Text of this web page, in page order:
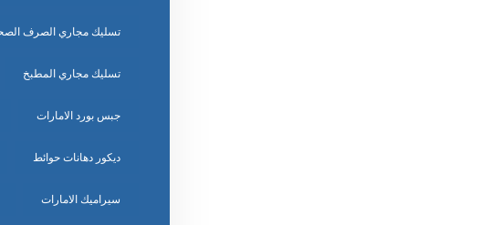
تسليك مجاري الصرف
تسليك مجاري المطبخ
جبس بورد الامارات
ديكور دهانات حوائط
سيراميك الامارات